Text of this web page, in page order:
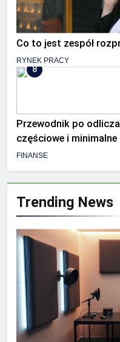
Co to jest zespół
RYNEK PRACY
8
Przewodnik po
częściowe i
FINANSE
Trending News